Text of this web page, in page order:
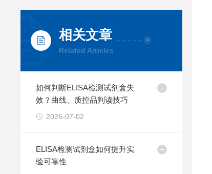
相关文章
Related Articles
如何判断ELISA检测试剂盒失
效？曲线、质控品判读技巧
2026-07-02
ELISA检测试剂盒如何提升实
验可靠性